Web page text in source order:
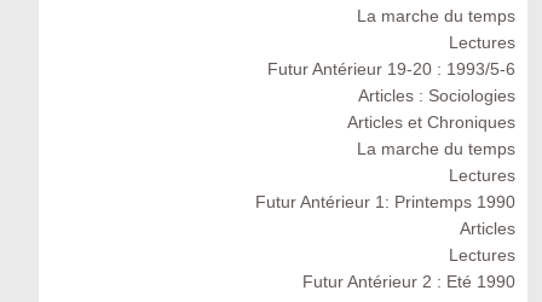
La marche du temps
Lectures
Futur Antérieur 19-20 : 1993/5-6
Articles : Sociologies
Articles et Chroniques
La marche du temps
Lectures
Futur Antérieur 1: Printemps 1990
Articles
Lectures
Futur Antérieur 2 : Eté 1990